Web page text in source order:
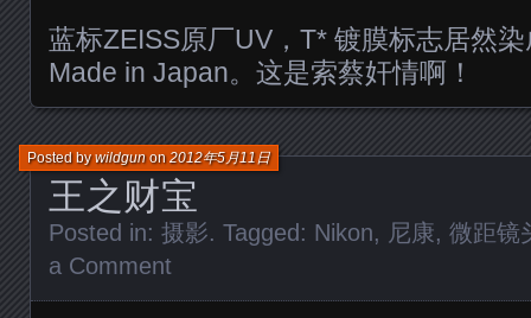
蓝标ZEISS原厂UV，T* 镀膜标志居然
Made in Japan。这是索蔡奸情啊！
王之财宝
Posted bywildgunon2012年5月11日
Posted in: 摄影. Tagged: Nikon, 尼康, 微距镜
a Comment